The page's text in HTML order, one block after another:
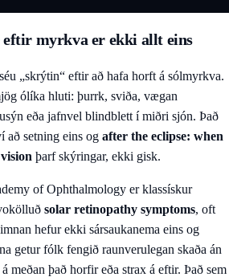
myrkva er ekki allt eins
„skrýtin“ eftir að hafa horft á sólmyrkva.
ólíka hluti: þurrk, sviða, vægan
eða jafnvel blindblett í miðri sjón. Það
að setning eins og after the eclipse: when
þarf skýringar, ekki gisk.
of Ophthalmology er klassískur
solar retinopathy symptoms, oft
hefur ekki sársaukanema eins og
getur fólk fengið raunverulegan skaða án
meðan það horfir eða strax á eftir. Það sem